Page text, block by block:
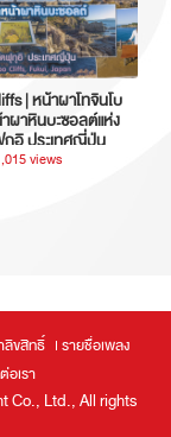
| หน้าผาโทจินโบ
ผาหินบะซอลต์แห่ง
อิ ประเทศญี่ปุ่น
views
ลิขสิทธิ์
รายชื่อเพลง
อเรา
Co., Ltd., All rights